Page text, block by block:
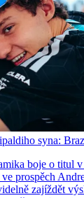
syna:
boje o titul
prospěch
zajíždět